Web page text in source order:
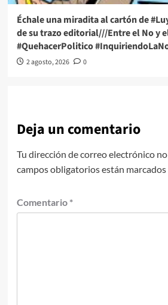
Échale una miradita al cartón de
de su trazo editorial///Entre el No y
#QuehacerPolitico
2 agosto, 2026 0
Deja un comentario
Tu dirección de correo electrónico
campos obligatorios están marcados
Comentario *